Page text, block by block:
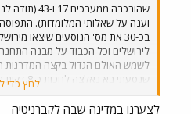
שהורכבה
וענה על שאלותי המלומדות).
בכ-30 את מס' הנוסעים שיצאו
לירושלים וכל הכבוד על מבנה
לשמש האולם הגדול בקצה המדרגות
שנסעתי בא
עוד מספר קטעים שבהן ניתן לבצע
המיותרת ויאשפרו להגביר את
לחץ כדי
לצערנו במדינה שבה לקברניטיה